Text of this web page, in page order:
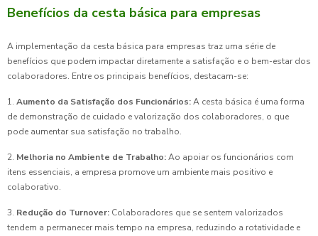
Benefícios da cesta básica para empresas
A implementação da cesta básica para empresas traz uma série de
benefícios que podem impactar diretamente a satisfação e o bem-estar dos
colaboradores. Entre os principais benefícios, destacam-se:
1. Aumento da Satisfação dos Funcionários:A cesta básica é uma forma
de demonstração de cuidado e valorização dos colaboradores, o que
pode aumentar sua satisfação no trabalho.
2. Melhoria no Ambiente de Trabalho:Ao apoiar os funcionários com
itens essenciais, a empresa promove um ambiente mais positivo e
colaborativo.
3. Redução do Turnover: Colaboradores que se sentem valorizados
tendem a permanecer mais tempo na empresa, reduzindo a rotatividade e